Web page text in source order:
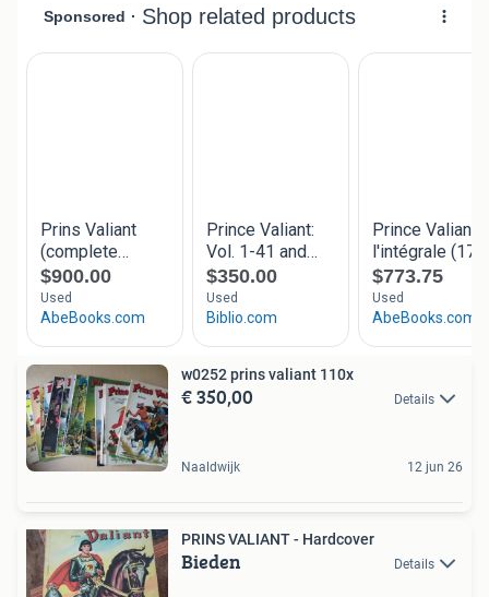
w0252 prins valiant 110x
€ 350,00 Details
Naaldwijk 12 jun 26
PRINS VALIANT - Hardcover
Bieden Details